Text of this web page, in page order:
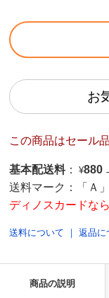
お
この商品はセール
基本配送料 ： ¥880
送料マーク：
「Ａ」
ディノスカードな
送料について ｜返品に
商品の説明